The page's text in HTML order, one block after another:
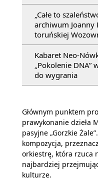
„Całe to
archiwum Joanny
toruńskiej
Kabaret Neo-
„Pokolenie DNA”
do wygrania
Głównym punktem
prawykonanie dzieła
pasyjne „Gorzkie
kompozycja,
orkiestrę, która rzuca
najbardziej
kulturze.